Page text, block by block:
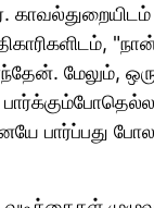
"நான்
மேலும், ஒரு
பார்ப்பது போல